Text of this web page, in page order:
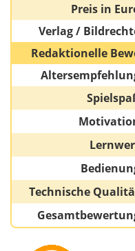
Preis in
Verlag /
Redaktionelle
Technische